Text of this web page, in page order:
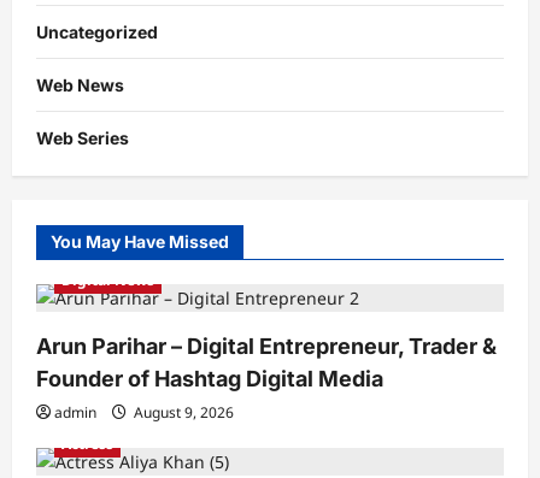
Uncategorized
Web News
Web Series
You May Have Missed
Digital News
Arun Parihar – Digital Entrepreneur, Trader &
Founder of Hashtag Digital Media
admin
August 9, 2026
Actress